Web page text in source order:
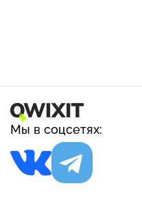
Мы в соцсетях: